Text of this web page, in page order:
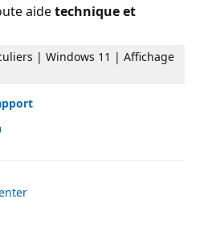
aidetechnique et
| Windows 11 | Affichage